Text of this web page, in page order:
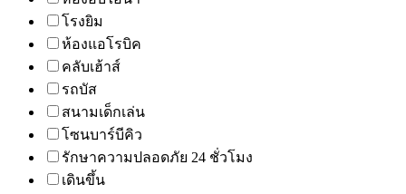
โรงยิม
ห้องแอโรบิค
คลับเฮ้าส์
รถบัส
สนามเด็กเล่น
โซนบาร์บีคิว
รักษาความปลอดภัย 24 ชั่วโมง
เดินขึ้น